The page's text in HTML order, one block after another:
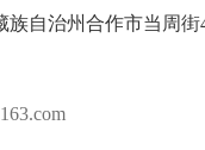
族自治州合作市当周街